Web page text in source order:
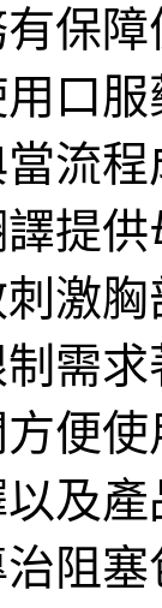
保障
口
流
提
激
需
便
及
阻